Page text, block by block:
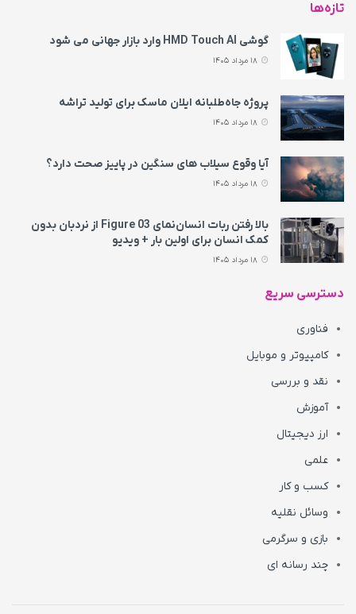
تازه‌ها
گوشی HMD Touch AI وارد بازار جهانی می‌ شود
پروژه جاه‌طلبانه ایلان ماسک برای تولید تراشه
آیا وقوع سیلاب های سنگین در پاییز صحت دارد؟
بالا رفتن ربات انسان‌نمای Figure 03 از نردبان بدون
کمک انسان برای اولین بار + ویدیو
دسترسی سریع
فناوری
کامپیوتر و موبایل
نقد و بررسی
آموزش
ارز دیجیتال
علمی
کسب و کار
وسائل نقلیه
بازی و سرگرمی
چند رسانه ای